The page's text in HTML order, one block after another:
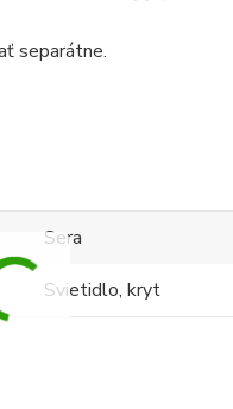
separátne.
Sera
Svietidlo, kryt